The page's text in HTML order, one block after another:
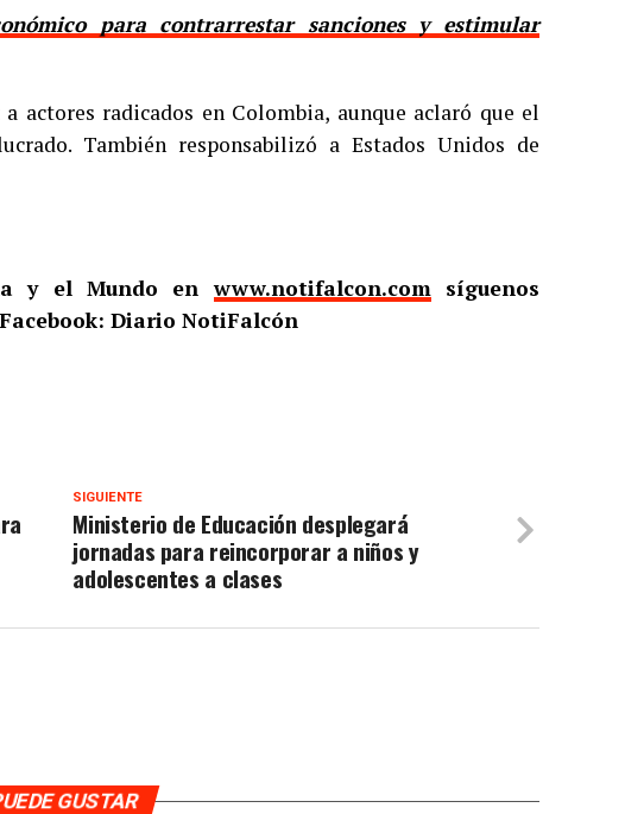
para contrarrestar sanciones y estimular
radicados en Colombia, aunque aclaró que el
También responsabilizó a Estados Unidos de
y el Mundo enwww.notifalcon.comsíguenos
Diario NotiFalcón
SIGUIENTE
Ministerio de Educación desplegará
jornadas para reincorporar a niños y
adolescentes a clases
GUSTAR